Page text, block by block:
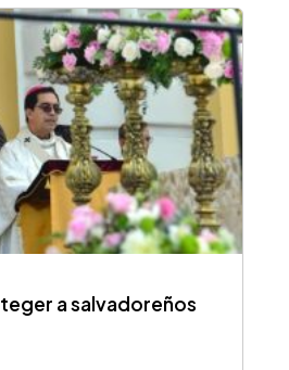
a salvadoreños